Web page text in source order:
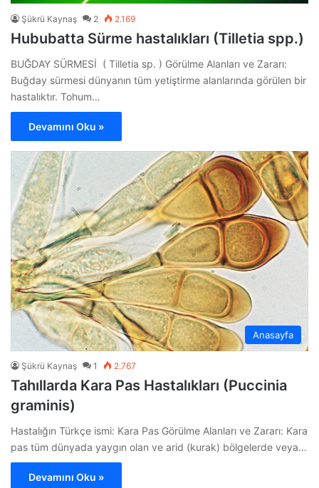
Şükrü Kaynaş 2 2.169
Hububatta Sürme hastalıkları (Tilletia spp.)
BUĞDAY SÜRMESİ ( Tilletia sp. ) Görülme Alanları ve Zararı:
Buğday sürmesi dünyanın tüm yetiştirme alanlarında görülen bir
hastalıktır. Tohum…
Devamını Oku »
Anasayfa
Şükrü Kaynaş 1 2.767
Tahıllarda Kara Pas Hastalıkları (Puccinia
graminis)
Hastalığın Türkçe ismi: Kara Pas Görülme Alanları ve Zararı: Kara
pas tüm dünyada yaygın olan ve arid (kurak) bölgelerde veya…
Devamını Oku »